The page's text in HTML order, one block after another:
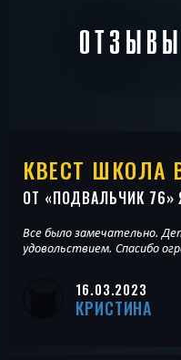
КВЕСТ ШКОЛА
ОТ «ПОДВАЛЬЧИК 76»
Все было замечательно.
удовольствием. Спасибо
16.03.2023
КРИСТИНА